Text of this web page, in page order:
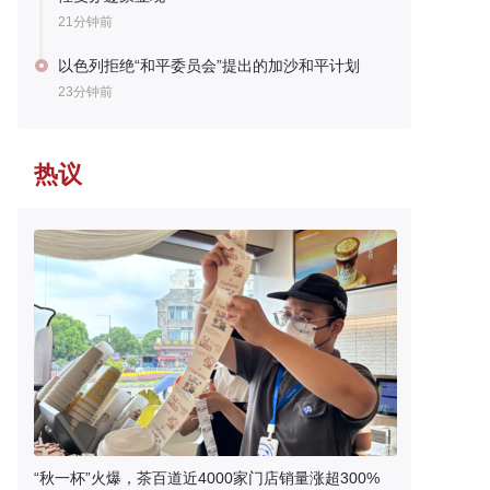
21分钟前
以色列拒绝“和平委员会”提出的加沙和平计划
23分钟前
热议
“秋一杯”火爆，茶百道近4000家门店销量涨超300%